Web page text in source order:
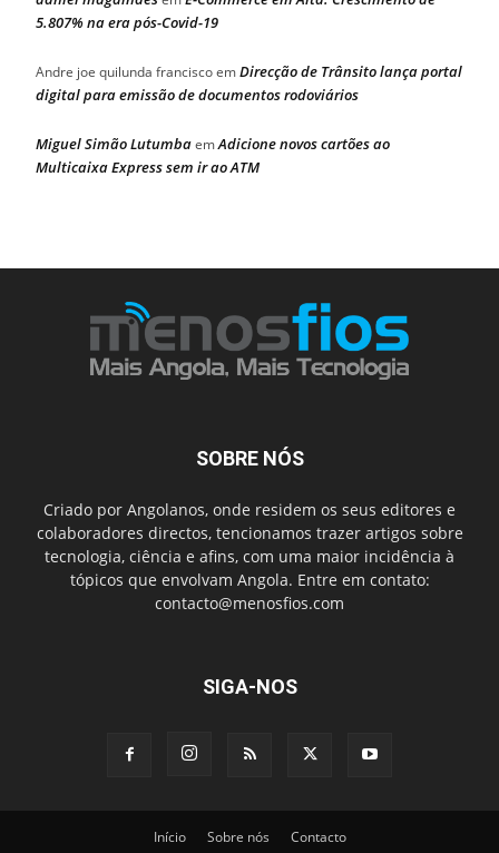
5.807% na era pós-Covid-19
Andre joe quilunda franciscoemDirecção de Trânsito lança portal
digital para emissão de documentos rodoviários
Miguel Simão LutumbaemAdicione novos cartões ao
Multicaixa Express sem ir ao ATM
SOBRE NÓS
Criado por Angolanos, onde residem os seus editores e
colaboradores directos, tencionamos trazer artigos sobre
tecnologia, ciência e afins, com uma maior incidência à
tópicos que envolvam Angola. Entre em contato:
contacto@menosfios.com
SIGA-NOS
Início Sobre nós Contacto